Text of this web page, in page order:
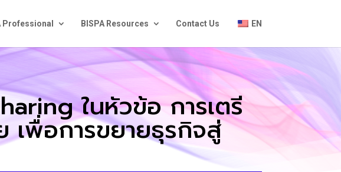
Professional BISPA Resources Contact Us EN
ในหัวข้อ การเตรี
เพื่อการขยายธุรกิจสู่